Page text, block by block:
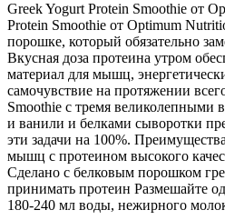
Greek Yogurt Protein Smoothie от
Protein Smoothie от Optimum
порошке, который обязательно
Вкусная доза протеина утром
материал для мышц,
самочувствие на протяжении
Smoothie с тремя великолепными
и ванили и белками сыворотки
эти задачи на 100%.
мышц с протеином высокого
Сделано с белковым порошком
принимать протеин Размешайте
180-240 мл воды, нежирного